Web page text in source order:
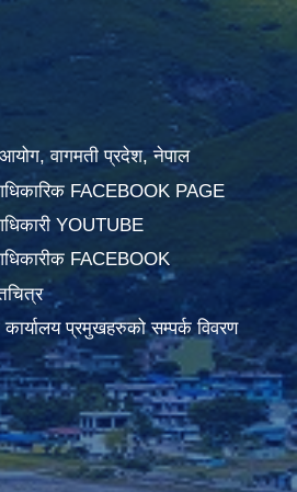
वागमती प्रदेश, नेपाल
FACEBOOK PAGE
YOUTUBE
FACEBOOK
कार्यालय प्रमुखहरुको सम्पर्क विवरण